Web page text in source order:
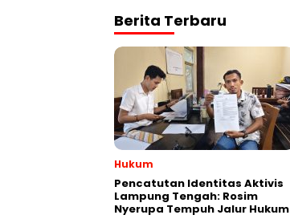
Berita Terbaru
Hukum
Pencatutan Identitas Aktivis
Lampung Tengah: Rosim
Nyerupa Tempuh Jalur Hukum